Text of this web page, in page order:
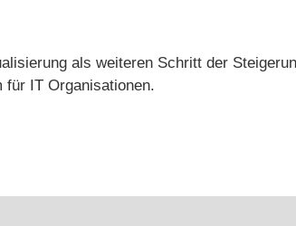
als weiteren Schritt der
für IT Organisationen.